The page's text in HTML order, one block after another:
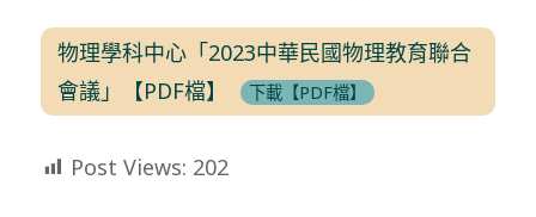
物理學科中心「2023中華民國物理教育聯合
會議」【PDF檔】
下載【PDF檔】
Post Views: 202